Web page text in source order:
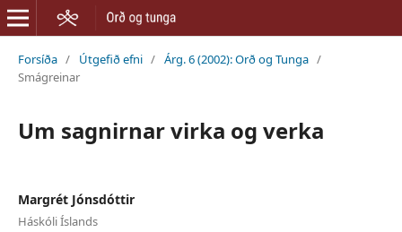
Forsíða / Útgefið efni / Árg. 6 (2002): Orð og Tunga /
Smágreinar
Um sagnirnar virka og verka
Margrét Jónsdóttir
Háskóli Íslands